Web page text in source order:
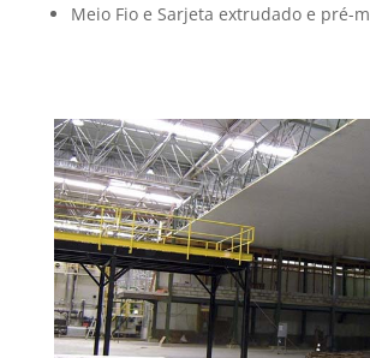
Meio Fio e Sarjeta extrudado e pré-